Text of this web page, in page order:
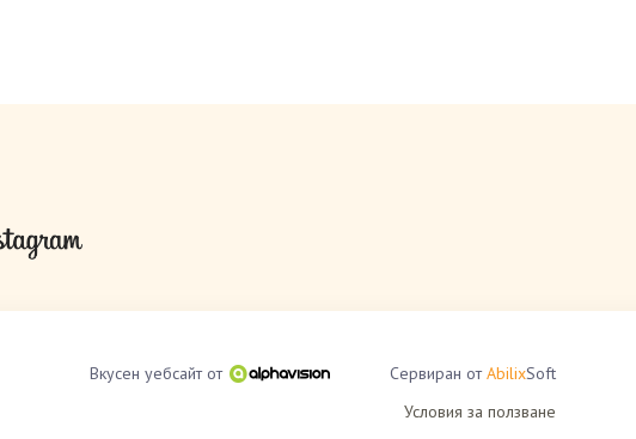
Вкусен уебсайт от Сервиран от AbilixSoft
Условия за ползване